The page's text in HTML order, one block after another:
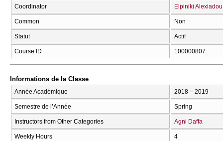
Coordinator Elpiniki Alexiadou
Common Non
Statut Actif
Course ID 100000807
Informations de la Classe
Année Académique 2018 – 2019
Semestre de l’Année Spring
Instructors from Other Categories Agni Daffa
Weekly Hours 4